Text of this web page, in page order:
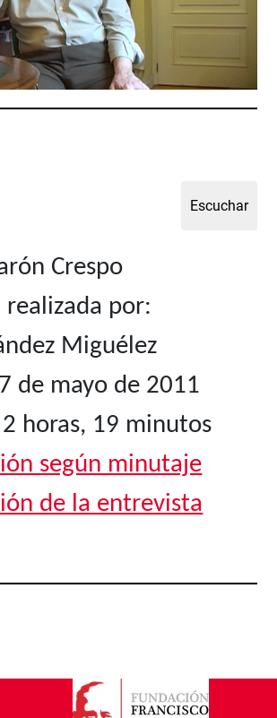
Crespo
realizada por:
Miguélez
de mayo de 2011
horas, 19 minutos
según minutaje
de la entrevista